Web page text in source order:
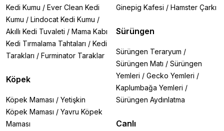
Kedi Kumu / Ever Clean Kedi
Kumu / Lindocat Kedi Kumu /
Akıllı Kedi Tuvaleti / Mama Kabı
Kedi Tırmalama Tahtaları / Kedi
Tarakları / Furminator Taraklar
Köpek
Köpek Maması / Yetişkin
Köpek Maması / Yavru Köpek
Maması
Ginepig Kafesi / Hamster Çarkı
Sürüngen
Sürüngen Teraryum /
Sürüngen Matı / Sürüngen
Yemleri / Gecko Yemleri /
Kaplumbağa Yemleri /
Sürüngen Aydınlatma
Canlı